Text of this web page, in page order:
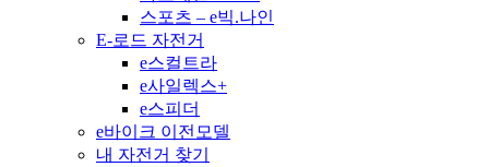
스포츠 – e빅.나인
E-로드 자전거
e스컬트라
e사일렉스+
e스피더
e바이크 이전모델
내 자전거 찾기